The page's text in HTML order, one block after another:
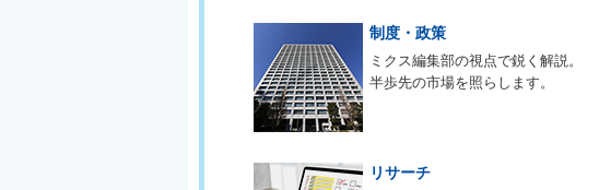
制度・政策
ミクス編集部の視点で鋭く解説。
半歩先の市場を照らします。
リサーチ